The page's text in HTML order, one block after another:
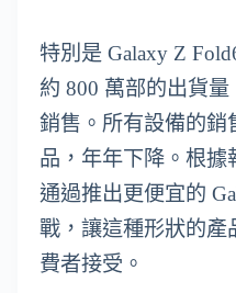
特別是 Galaxy Z
約 800 萬部的出貨
銷售。所有設備的銷
品，年年下降。根據
通過推出更便宜的
戰，讓這種形狀的產
費者接受。